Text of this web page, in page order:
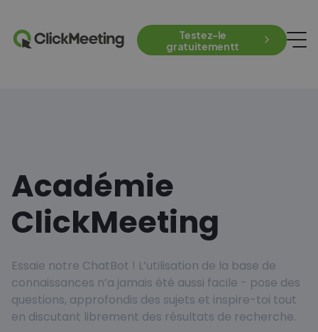
Testez-le
gratuitementt
Académie
ClickMeeting
Essaie notre ChatBot ! L’utilisation de la base de
connaissances n’a jamais été aussi facile - pose des
questions, approfondis des sujets et inspire-toi tout
en discutant librement des résultats de recherche.